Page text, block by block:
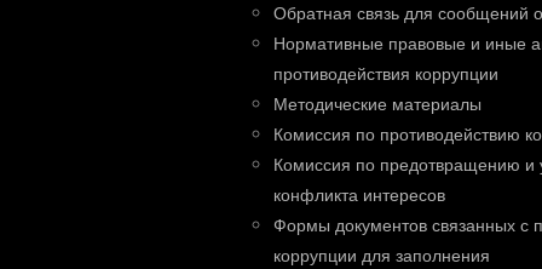
Обратная связь для сообщений
Нормативные правовые и иные
противодействия коррупции
Методические материалы
Комиссия по противодействию
Комиссия по предотвращению и
конфликта интересов
Формы документов связанных с
коррупции для заполнения